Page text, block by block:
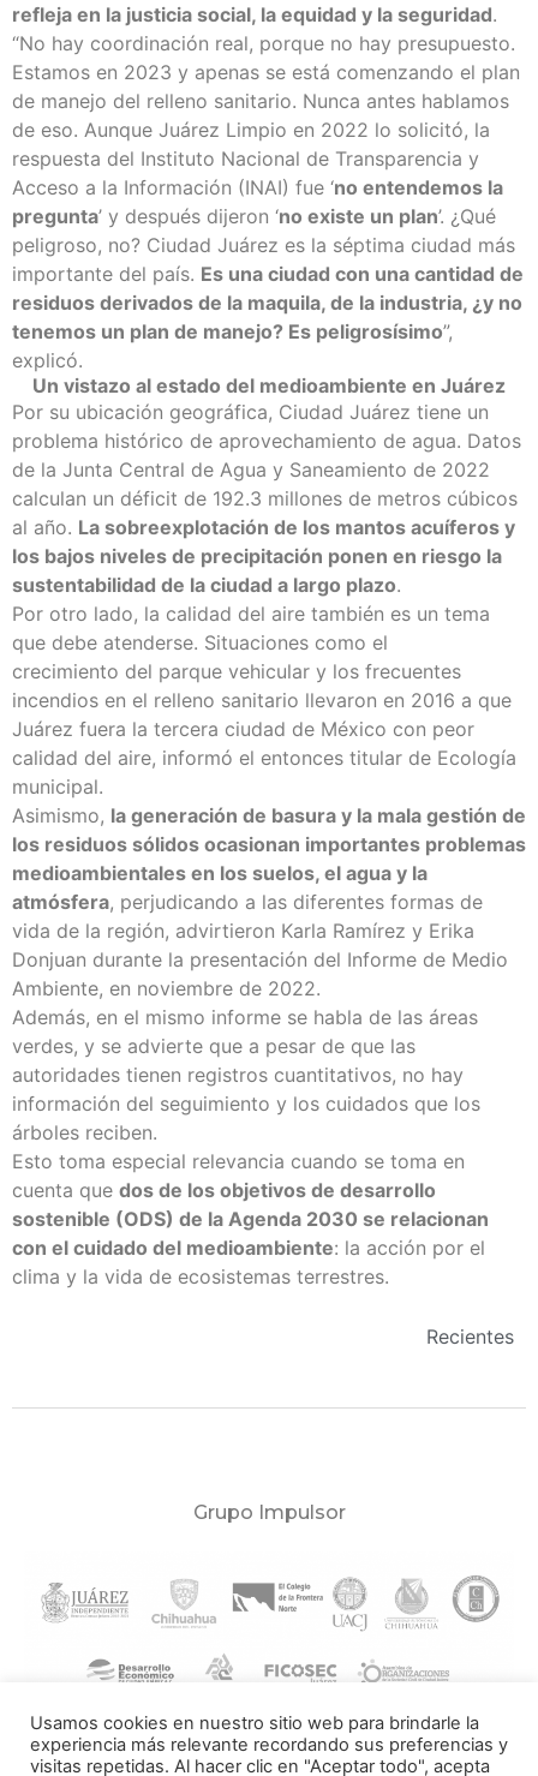
refleja en la justicia social, la equidad y la seguridad.
“No hay coordinación real, porque no hay presupuesto.
Estamos en 2023 y apenas se está comenzando el plan
de manejo del relleno sanitario. Nunca antes hablamos
de eso. Aunque Juárez Limpio en 2022 lo solicitó, la
respuesta del Instituto Nacional de Transparencia y
Acceso a la Información (INAI) fue ‘no entendemos la
pregunta’ y después dijeron ‘no existe un plan’. ¿Qué
peligroso, no? Ciudad Juárez es la séptima ciudad más
importante del país. Es una ciudad con una cantidad de
residuos derivados de la maquila, de la industria, ¿y no
tenemos un plan de manejo? Es peligrosísimo”,
explicó.
Un vistazo al estado del medioambiente en Juárez
Por su ubicación geográfica, Ciudad Juárez tiene un
problema histórico de aprovechamiento de agua. Datos
de la Junta Central de Agua y Saneamiento de 2022
calculan un déficit de 192.3 millones de metros cúbicos
al año. La sobreexplotación de los mantos acuíferos y
los bajos niveles de precipitación ponen en riesgo la
sustentabilidad de la ciudad a largo plazo.
Por otro lado, la calidad del aire también es un tema
que debe atenderse. Situaciones como el
crecimiento del parque vehicular y los frecuentes
incendios en el relleno sanitario llevaron en 2016 a que
Juárez fuera la tercera ciudad de México con peor
calidad del aire, informó el entonces titular de Ecología
municipal.
Asimismo, la generación de basura y la mala gestión de
los residuos sólidos ocasionan importantes problemas
medioambientales en los suelos, el agua y la
atmósfera, perjudicando a las diferentes formas de
vida de la región, advirtieron Karla Ramírez y Erika
Donjuan durante la presentación del Informe de Medio
Ambiente, en noviembre de 2022.
Además, en el mismo informe se habla de las áreas
verdes, y se advierte que a pesar de que las
autoridades tienen registros cuantitativos, no hay
información del seguimiento y los cuidados que los
árboles reciben.
Esto toma especial relevancia cuando se toma en
cuenta que dos de los objetivos de desarrollo
sostenible (ODS) de la Agenda 2030 se relacionan
con el cuidado del medioambiente: la acción por el
clima y la vida de ecosistemas terrestres.
Recientes
Grupo Impulsor
Usamos cookies en nuestro sitio web para brindarle la
experiencia más relevante recordando sus preferencias y
visitas repetidas. Al hacer clic en "Aceptar todo", acepta